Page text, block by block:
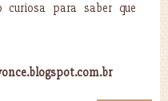
curiosa para saber que